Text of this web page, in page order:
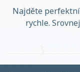
Najděte
rychle.